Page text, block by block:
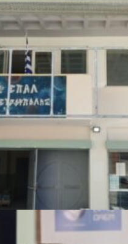
Κατάστημα
όνομα «Γεώργιος
07/08/2026 · 17:45
Εργασίες